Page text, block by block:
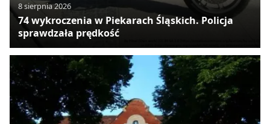
8 sierpnia 2026
74 wykroczenia w Piekarach Śląskich. Policja
sprawdzała prędkość